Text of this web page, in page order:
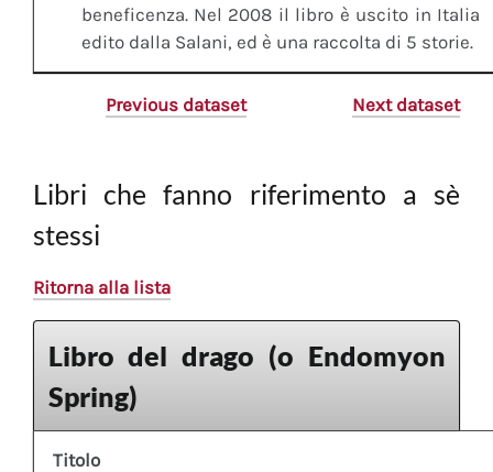
beneficenza. Nel 2008 il libro è uscito in Italia
edito dalla Salani, ed è una raccolta di 5 storie.
Previous dataset Next dataset
Libri che fanno riferimento a sè
stessi
Ritorna alla lista
Libro del drago (o Endomyon
Spring)
Titolo